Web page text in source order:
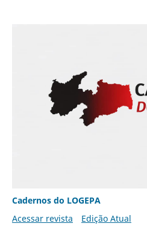
Cadernos do LOGEPA
Acessar revista
Edição Atual